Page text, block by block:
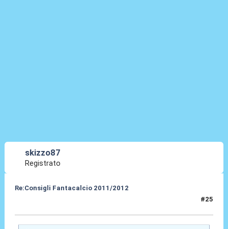
skizzo87
Registrato
Re:Consigli Fantacalcio 2011/2012
#25